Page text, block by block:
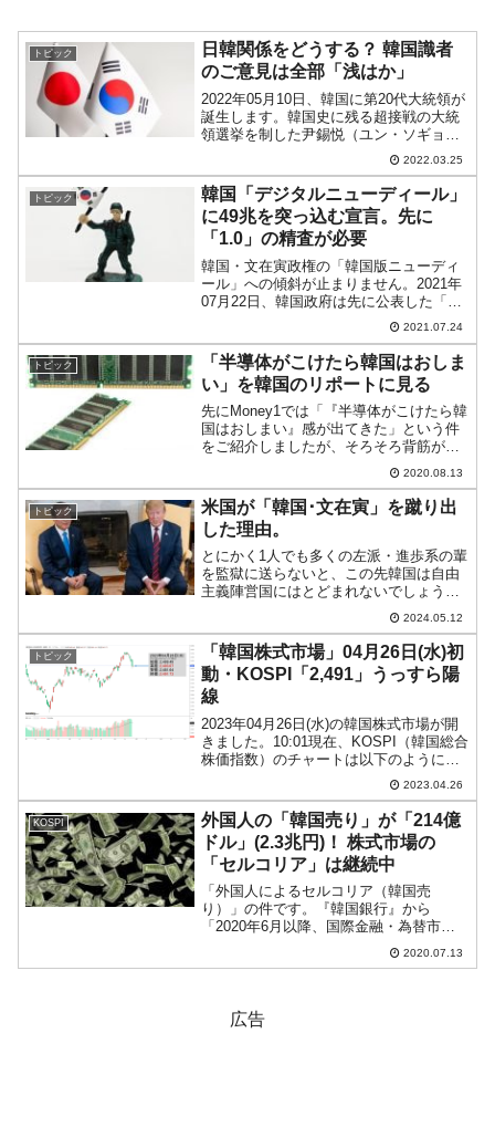
トピック
日韓関係をどうする？ 韓国識者
のご意見は全部「浅はか」
2022年05月10日、韓国に第20代大統領が
誕生します。韓国史に残る超接戦の大統
領選挙を制した尹錫悦（ユン・ソギョ
ル）さんですが、この人は親米的な姿勢
を示しています。親米派ですので、必然
的に日本ともめるわけにはいきません。
そのため日本には...
2022.03.25
トピック
韓国「デジタルニューディール」
に49兆を突っ込む宣言。先に
「1.0」の精査が必要
韓国・文在寅政権の「韓国版ニューディ
ール」への傾斜が止まりません。2021年
07月22日、韓国政府は先に公表した「韓
国版ニューディール」の「2.0」ポリシー
に基づき、デジタルニューディールに
「49兆ウォン」（約4兆7,040億円）を投
入して...
2021.07.24
トピック
「半導体がこけたら韓国はおしま
い」を韓国のリポートに見る
先にMoney1では「『半導体がこけたら韓
国はおしまい』感が出てきた」という件
をご紹介しましたが、そろそろ背筋が寒
くなってきたと考える人は韓国にもいら
っしゃるようです。2020年08月12日、韓
国の経団連といわれる『全国経済人連合
会』が「グ...
2020.08.13
トピック
米国が「韓国･文在寅」を蹴り出
した理由。
とにかく1人でも多くの左派・進歩系の輩
を監獄に送らないと、この先韓国は自由
主義陣営国にはとどまれないでしょう。
今からやっても間に合うかどうかは疑問
ですが、やらないよりはやった方がマシ
です（恐らく間に合わない）。↑尹錫悦
（ユン・ソギョル）さん...
2024.05.12
トピック
「韓国株式市場」04月26日(水)初
動・KOSPI「2,491」うっすら陽
線
2023年04月26日(水)の韓国株式市場が開
きました。10:01現在、KOSPI（韓国総合
株価指数）のチャートは以下のようにな
『Investing.com』より引用）。ほぼ前日
終値からスタートしており、現在はうっ
すら...
2023.04.26
KOSPI
外国人の「韓国売り」が「214億
ドル」(2.3兆円)！ 株式市場の
「セルコリア」は継続中
「外国人によるセルコリア（韓国売
り）」の件です。『韓国銀行』から
「2020年6月以降、国際金融・為替市場
の動向」が公表され、その中に「外国人
証券投資資金」のデータがあります。⇒
2020.07.13
広告